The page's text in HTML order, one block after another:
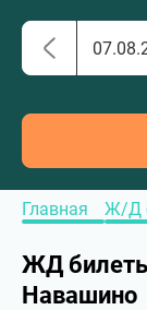
Главная Ж/Д
ЖД
Навашино